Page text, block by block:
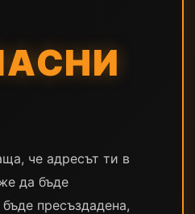
че адресът ти в
да бъде
пресъздадена,